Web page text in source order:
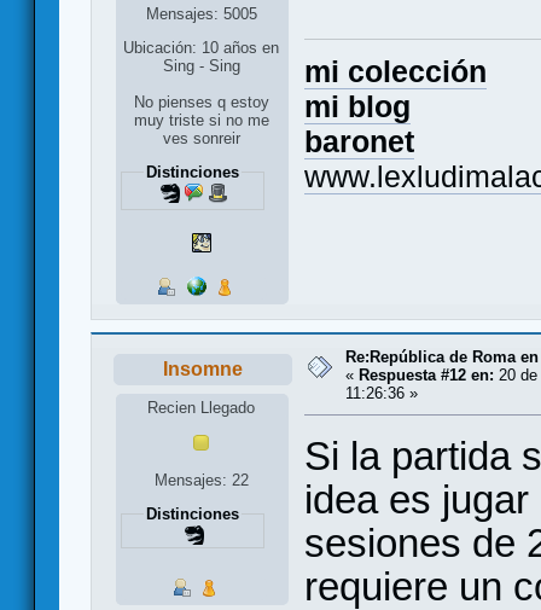
Mensajes: 5005
Ubicación: 10 años en
Sing - Sing
No pienses q estoy
muy triste si no me
ves sonreir
Distinciones
mi colección
mi blog
baronet
Insomne
Recien Llegado
Mensajes: 22
Distinciones
Re:República de Roma
« Respuesta #12 en: 20
11:26:36 »
Si la partida
idea es
sesiones de
requiere un